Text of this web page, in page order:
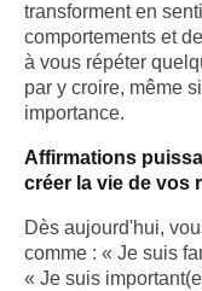
transforment en
comportements et
à vous répéter
par y croire, même
importance.
Affirmations
créer la vie de vos
Dès aujourd'hui,
comme : « Je suis
« Je suis